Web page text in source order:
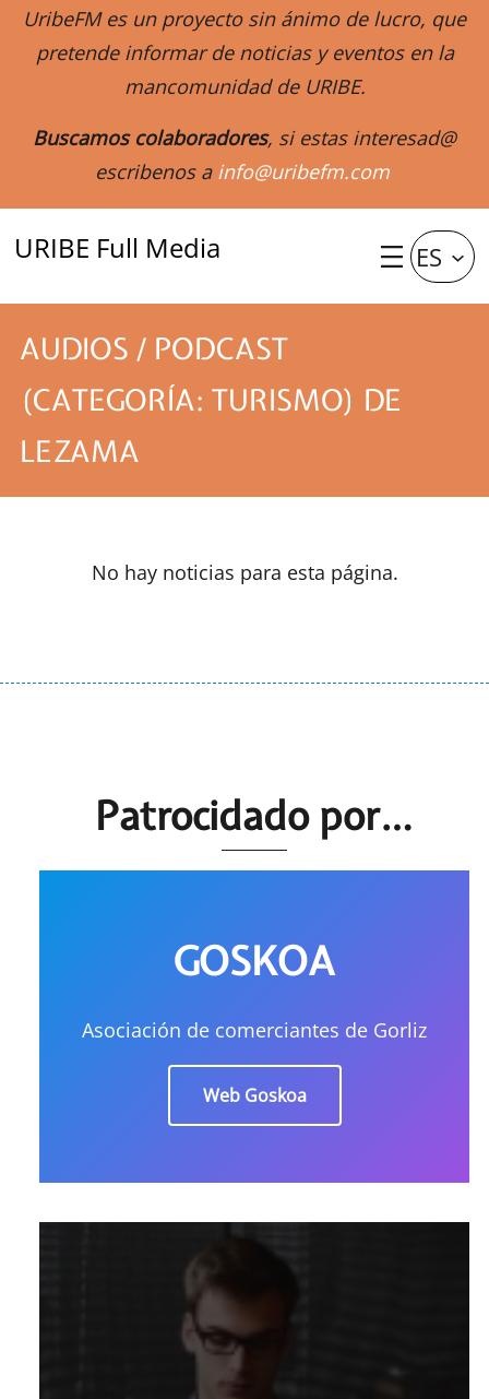
UribeFM es un proyecto sin ánimo de lucro, que
pretende informar de noticias y eventos en la
mancomunidad de URIBE.
Buscamos colaboradores, si estas interesad@
escribenos a info@uribefm.com
URIBE Full Media ES
AUDIOS / PODCAST
(CATEGORÍA: TURISMO) DE
LEZAMA
No hay noticias para esta página.
Patrocidado por…
GOSKOA
Asociación de comerciantes de Gorliz
Web Goskoa